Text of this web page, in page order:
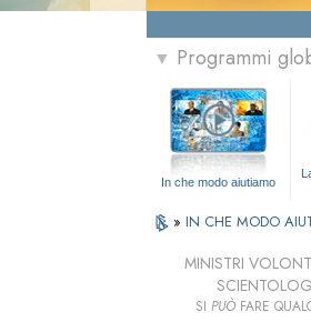
▼ Programmi
In che modo aiutiamo
» IN CHE MODO
MINISTRI
SI PUÒ FARE